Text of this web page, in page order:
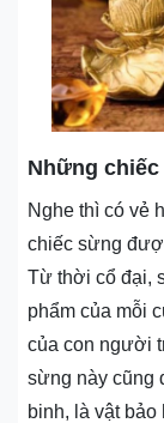
Những
Nghe thì có vẻ
chiếc sừng
Từ thời cổ đại,
phẩm của mỗi
của con người
sừng này cũng
binh, là vật bảo